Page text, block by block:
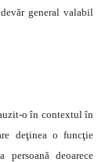
general valabil
o în contextul în
deţinea o funcţie
deoarece